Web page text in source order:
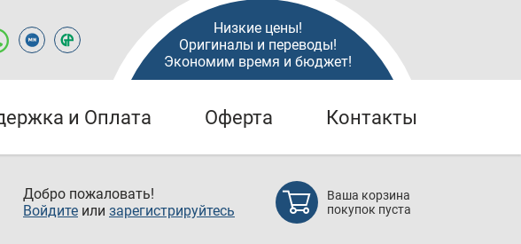
Низкие цены!
Оригиналы и переводы!
Экономим время и бюджет!
и Оплата Оферта Контакты
Добро пожаловать!
Войдите или зарегистрируйтесь
Ваша корзина
покупок пуста